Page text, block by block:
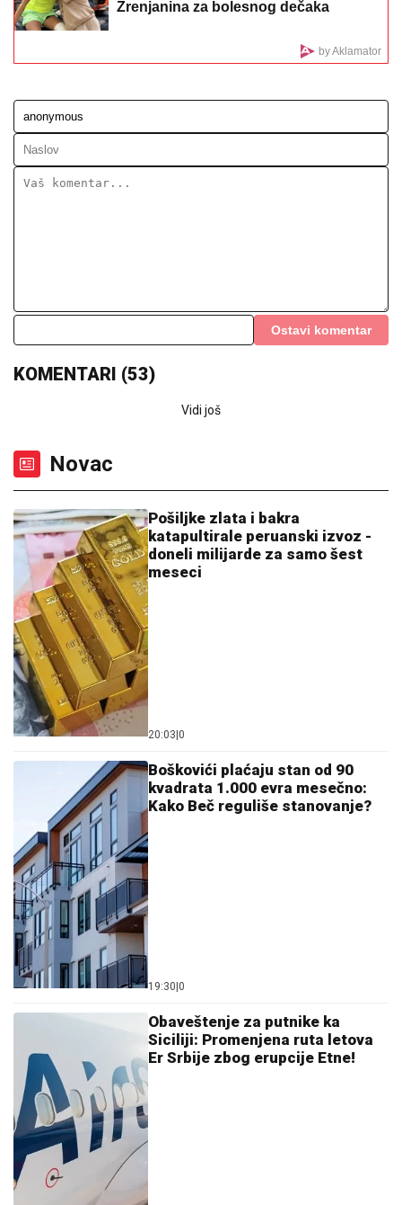
KAKVA DOMINACIJA BRITANACA:Zlato i u muškoj i
u ženskoj konkurenciji
Užas na Halkidikiju! Srbin izvučen iz
mora bez svesti - Nije mu bilo spasa
LUČIĆ UZVRAĆA UDARAC PRIŠTINI:
izazovu povraćanje i probleme sa
(FOTO) ĐANI OBJAVIO SLIKU BEZ
ZUBAUrnebesna fotografija folkera iz
lifta, svi se pitaju šta mu se desilo:
"Ode kec"
(FOTO) POVREDILA SE NIKOLIJA JOVANOVIĆ
Pevačica objavom zabrinula fanove: Ćerka Vesne
Zmijanac otkrila šta joj se desilo
NAŠ GLUMAC (52) VERIO
STUDENTKINJU
a sada joj pred svadbu priredio
iznenađenje: Ona ostala u šoku i sve
podelila (Foto)
I SAMA POBEDILA KANCER, TRČALA
ZA MALOG KONSTANTINA:
Zrenjanina za bolesnog dečaka
by Aklamator